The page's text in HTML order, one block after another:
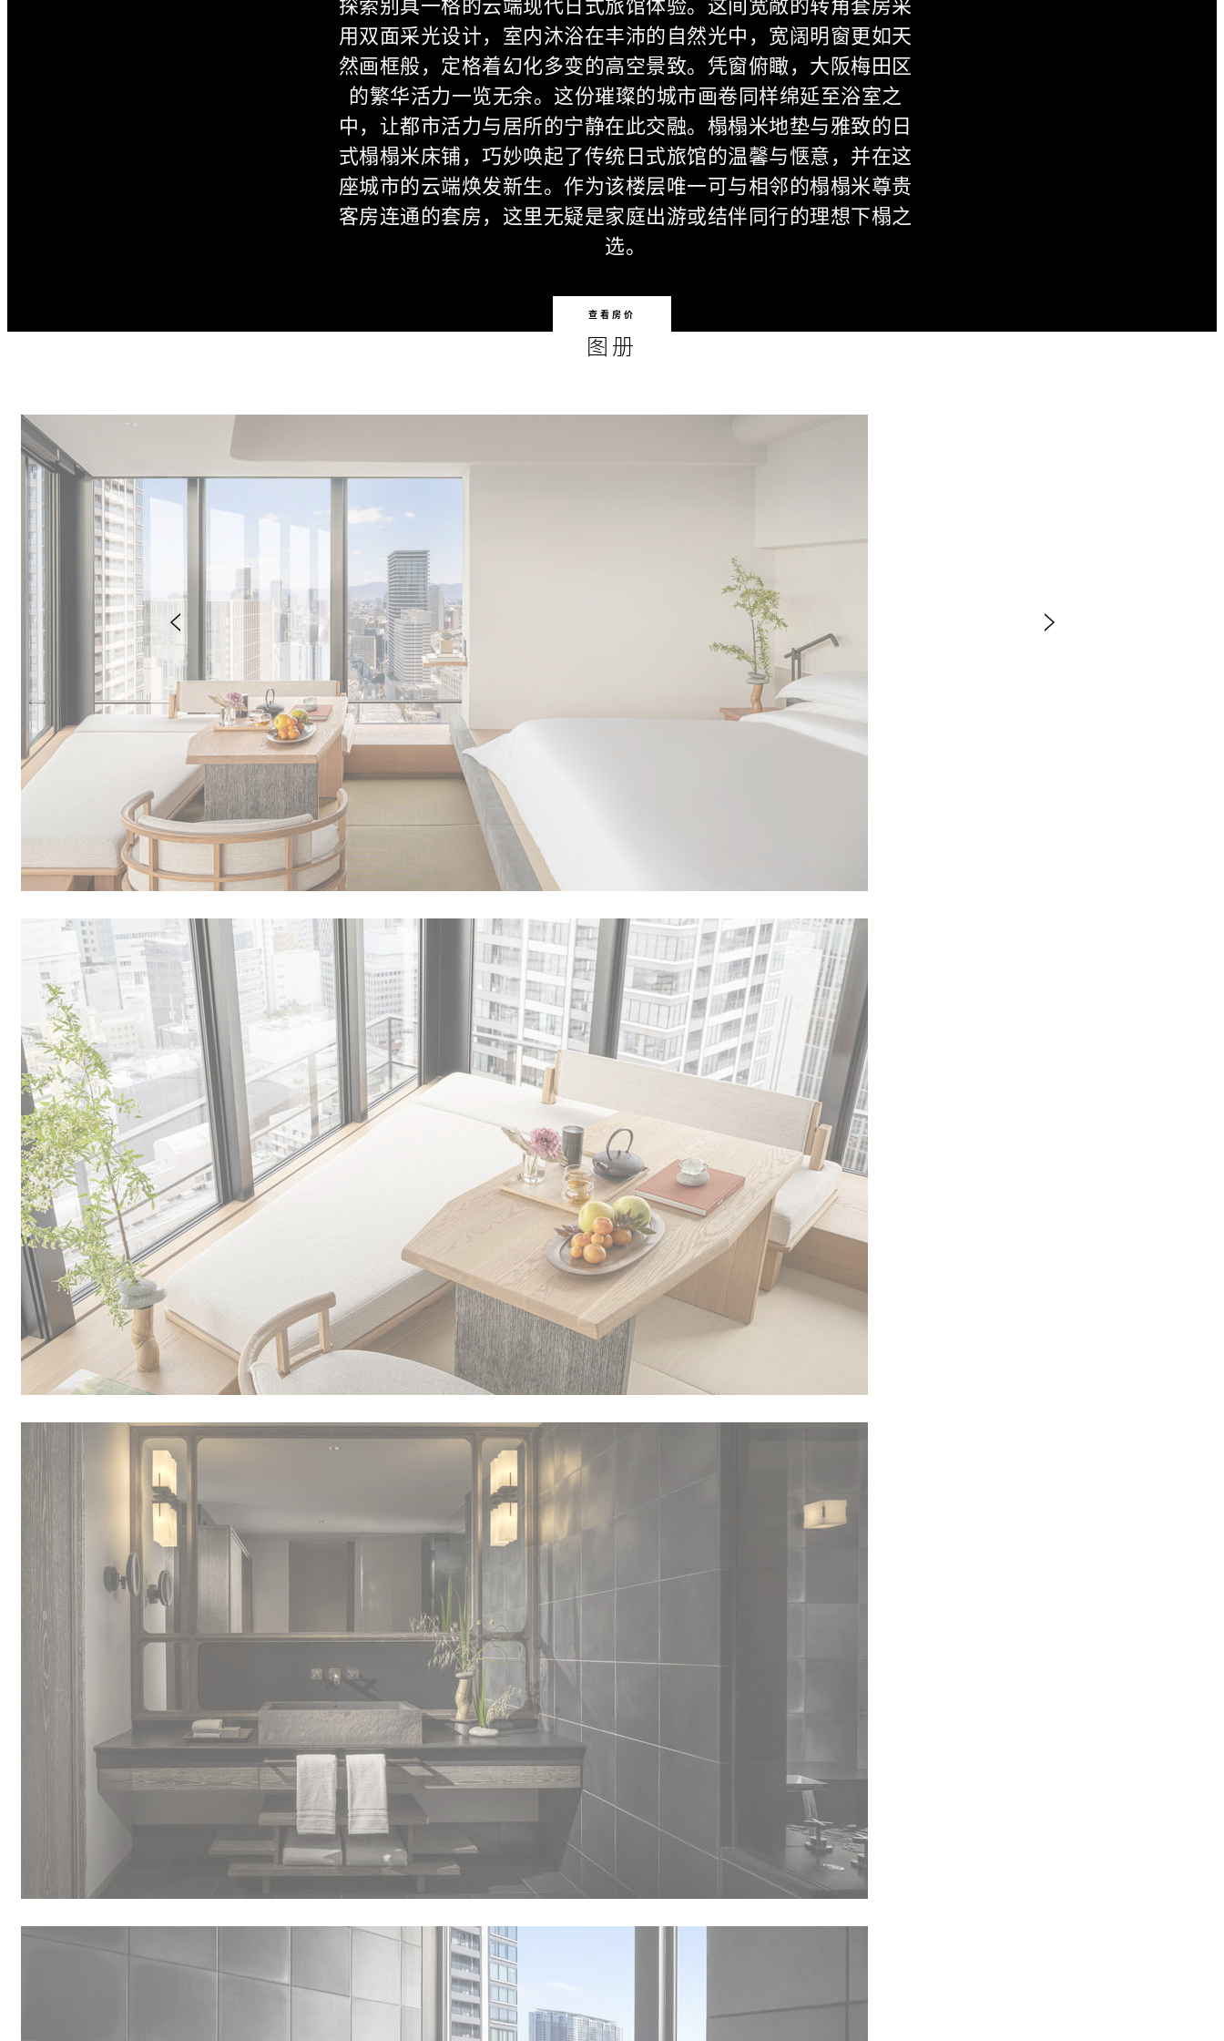
用双面采光设计，室内沐浴在丰沛的自然光中，宽阔明窗更如天
然画框般，定格着幻化多变的高空景致。凭窗俯瞰，大阪梅田区
的繁华活力一览无余。这份璀璨的城市画卷同样绵延至浴室之
中，让都市活力与居所的宁静在此交融。榻榻米地垫与雅致的日
式榻榻米床铺，巧妙唤起了传统日式旅馆的温馨与惬意，并在这
座城市的云端焕发新生。作为该楼层唯一可与相邻的榻榻米尊贵
客房连通的套房，这里无疑是家庭出游或结伴同行的理想下榻之
选。
查看房价
图册